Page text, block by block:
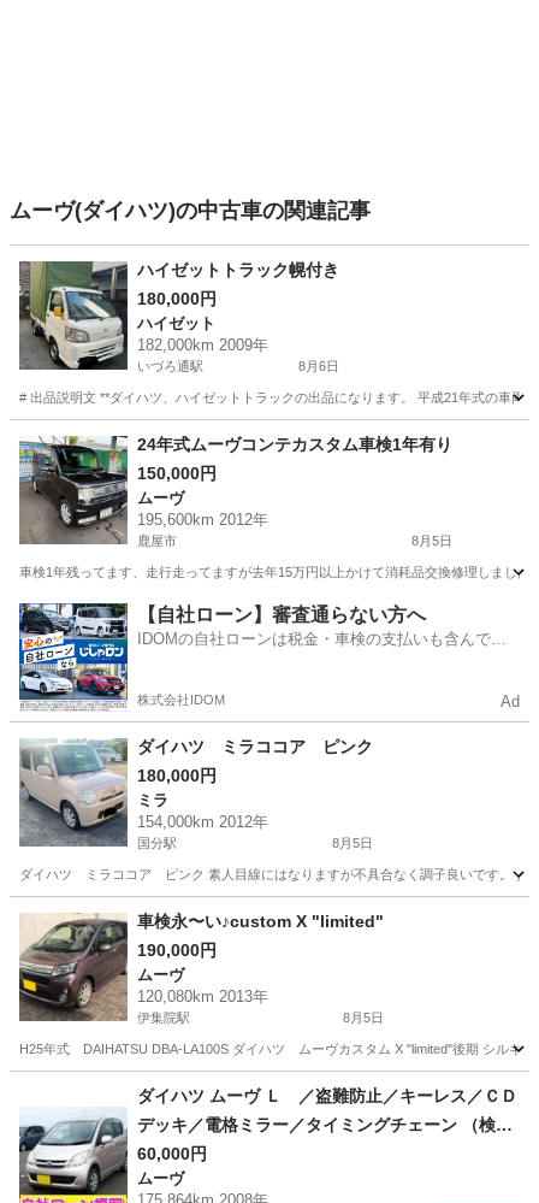
ムーヴ(ダイハツ)の中古車の関連記事
ハイゼットトラック幌付き
180,000円
ハイゼット
182,000km 2009年
いづろ通駅 8月6日
# 出品説明文 **ダイハツ、ハイゼットトラックの出品になります。 平成21年式の車
鹿児島 鹿児島市 いづろ通駅 ハイゼット
24年式ムーヴコンテカスタム車検1年有り
150,000円
ムーヴ
195,600km 2012年
鹿屋市 8月5日
車検1年残ってます、走行走ってますが去年15万円以上かけて消耗品交換修理しまし
鹿児島 鹿屋市 ムーヴ
【自社ローン】審査通らない方へ
IDOMの自社ローンは税金・車検の支払いも含んでい
株式会社IDOM Ad
ダイハツ ミラココア ピンク
180,000円
ミラ
154,000km 2012年
国分駅 8月5日
ダイハツ ミラココア ピンク 素人目線にはなりますが不具合なく調子良いです。 よ
鹿児島 霧島市 国分駅
車検永〜い♪custom X "limited"
190,000円
ムーヴ
120,080km 2013年
伊集院駅 8月5日
H25年式 DAIHATSU DBA-LA100S ダイハツ ムーヴカスタム X "limited"後期 シル
伊集院駅 ムーヴ
ダイハツ ムーヴ Ｌ ／盗難防止／キーレス／ＣＤ
デッキ／電格ミラー／タイミングチェーン （検9.
7）
60,000円
ムーヴ